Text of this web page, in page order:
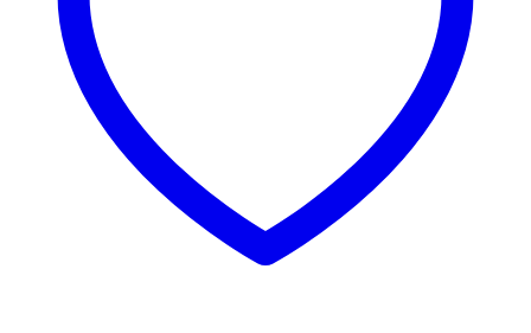
brede
klem
losschieten!